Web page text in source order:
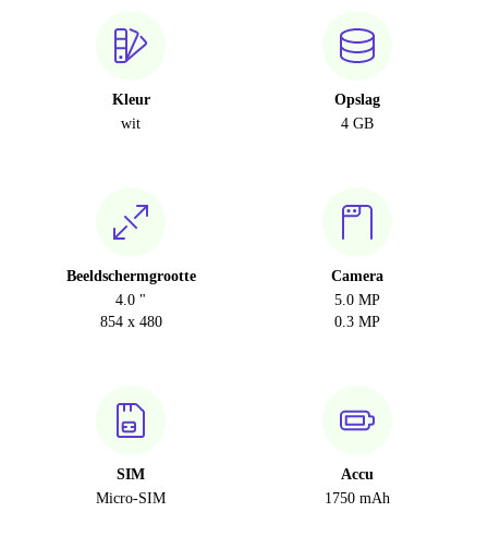
Kleur
wit
Opslag
4 GB
Beeldschermgrootte
4.0 "
854 x 480
Camera
5.0 MP
0.3 MP
SIM
Micro-SIM
Accu
1750 mAh